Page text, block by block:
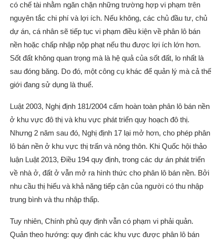
có chế tài nhằm ngăn chặn những trường hợp vi phạm trên
nguyên tắc chi phí và lợi ích. Nếu không, các chủ đầu tư, chủ
dự án, cá nhân sẽ tiếp tục vi phạm điều kiện về phân lô bán
nền hoặc chấp nhập nộp phạt nếu thu được lợi ích lớn hơn.
Sốt đất không quan trọng mà là hệ quả của sốt đất, lo nhất là
sau đóng băng. Do đó, một công cụ khác để quản lý mà cả thế
giới đang sử dụng là thuế.
Luật 2003, Nghị định 181/2004 cấm hoàn toàn phân lô bán nền
ở khu vực đô thị và khu vực phát triển quy hoạch đô thị.
Nhưng 2 năm sau đó, Nghị định 17 lại mở hơn, cho phép phân
lô bán nền ở khu vực thị trấn và nông thôn. Khi Quốc hội thảo
luận Luật 2013, Điều 194 quy định, trong các dự án phát triển
về nhà ở, đất ở vẫn mở ra hình thức cho phân lô bán nền. Bởi
nhu cầu thị hiếu và khả năng tiếp cận của người có thu nhập
trung bình và thu nhập thấp.
Tuy nhiên, Chính phủ quy định vẫn có phạm vi phải quản.
Quản theo hướng: quy định các khu vực được phân lô bán